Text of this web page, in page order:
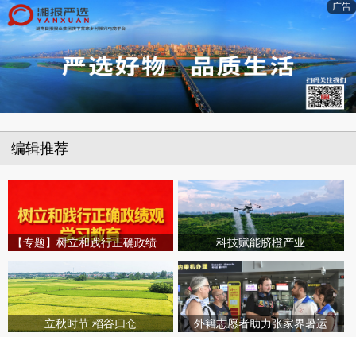
广告
编辑推荐
科技赋能脐橙产业
立秋时节 稻谷归仓 外籍志愿者助力张家界暑运